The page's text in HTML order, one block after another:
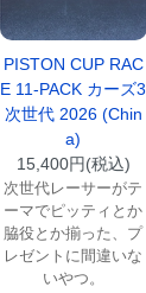
PISTON CUP RAC
E 11-PACK カーズ3
次世代 2026 (Chin
a)
15,400円(税込)
次世代レーサーがテ
ーマでピッティとか
脇役とか揃った、プ
レゼントに間違いな
いやつ。